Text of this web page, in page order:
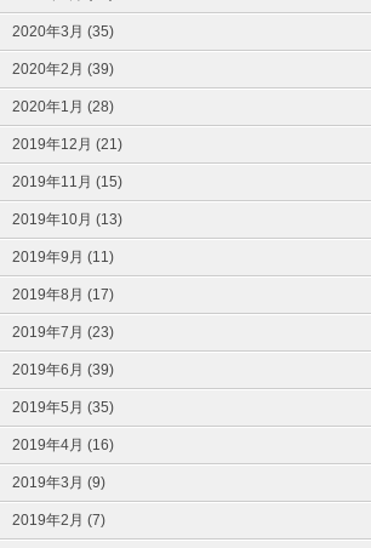
2020年3月 (35)
2020年2月 (39)
2020年1月 (28)
2019年12月 (21)
2019年11月 (15)
2019年10月 (13)
2019年9月 (11)
2019年8月 (17)
2019年7月 (23)
2019年6月 (39)
2019年5月 (35)
2019年4月 (16)
2019年3月 (9)
2019年2月 (7)